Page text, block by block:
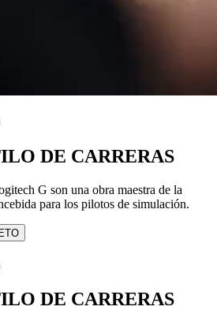
DE CARRERAS
G son una obra maestra de la
para los pilotos de simulación.
DE CARRERAS